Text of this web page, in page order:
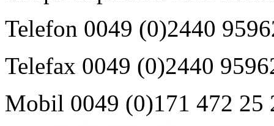
Telefon 0049 (0)2440
Telefax 0049 (0)2440
Mobil 0049 (0)171 472 25